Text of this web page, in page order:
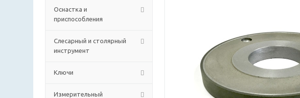
Оснастка и
приспособления
Слесарный и столярный
инструмент
Ключи
Измерительный